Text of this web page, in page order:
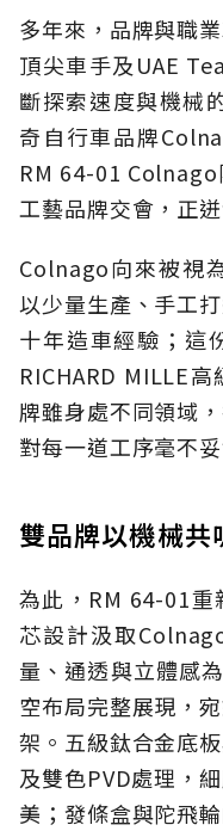
多年來，品牌與職
頂尖車手及UAE
斷探索速度與機械
奇自行車品牌
RM 64-01
工藝品牌交會，正
Colnago向來被視
以少量生產、手工
十年造車經驗；這
RICHARD MILLE
牌雖身處不同領域
對每一道工序毫不
雙品牌以機械
為此，RM 64-01重
芯設計汲取
量、通透與立體感
空布局完整展現，
架。五級鈦合金底
及雙色PVD處理，
美；發條盒與陀飛